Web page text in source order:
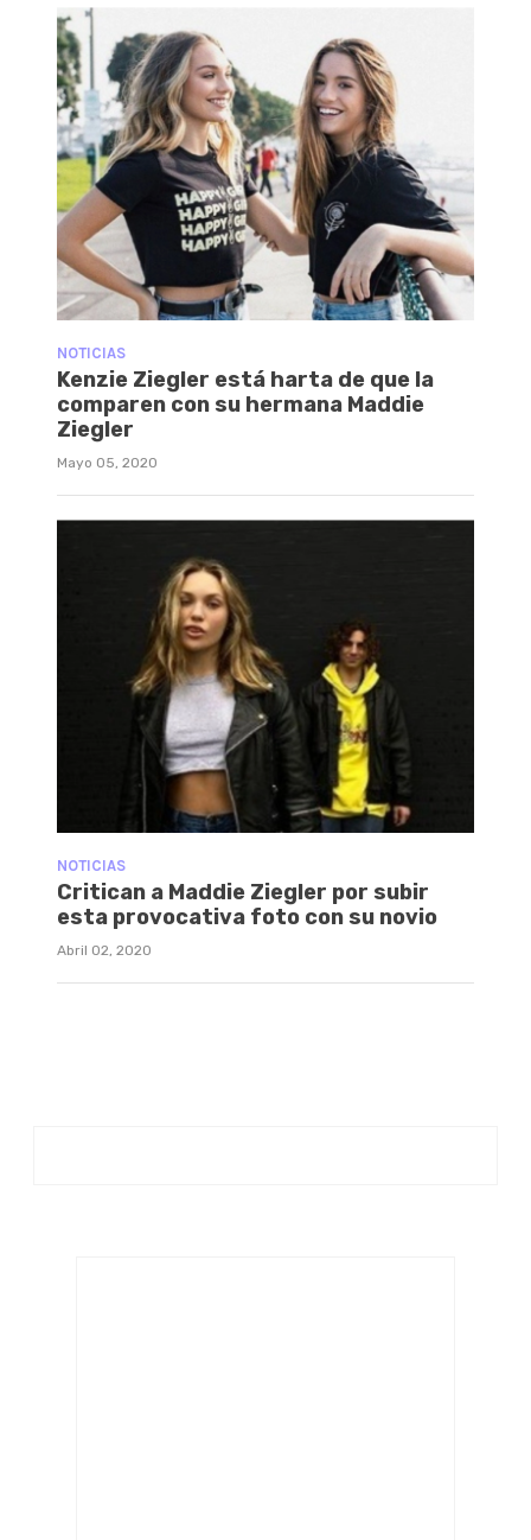
NOTICIAS
Kenzie Ziegler está harta de que la
comparen con su hermana Maddie
Ziegler
Mayo 05, 2020
NOTICIAS
Critican a Maddie Ziegler por subir
esta provocativa foto con su novio
Abril 02, 2020